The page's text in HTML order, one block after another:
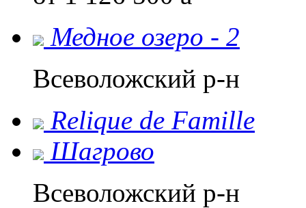
Медное озеро - 2
Всеволожский р-н
Relique de Famillе
Шагрово
Всеволожский р-н